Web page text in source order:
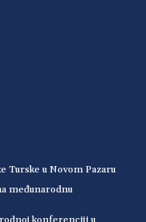
Turske u Novom Pazaru
međunarodnu